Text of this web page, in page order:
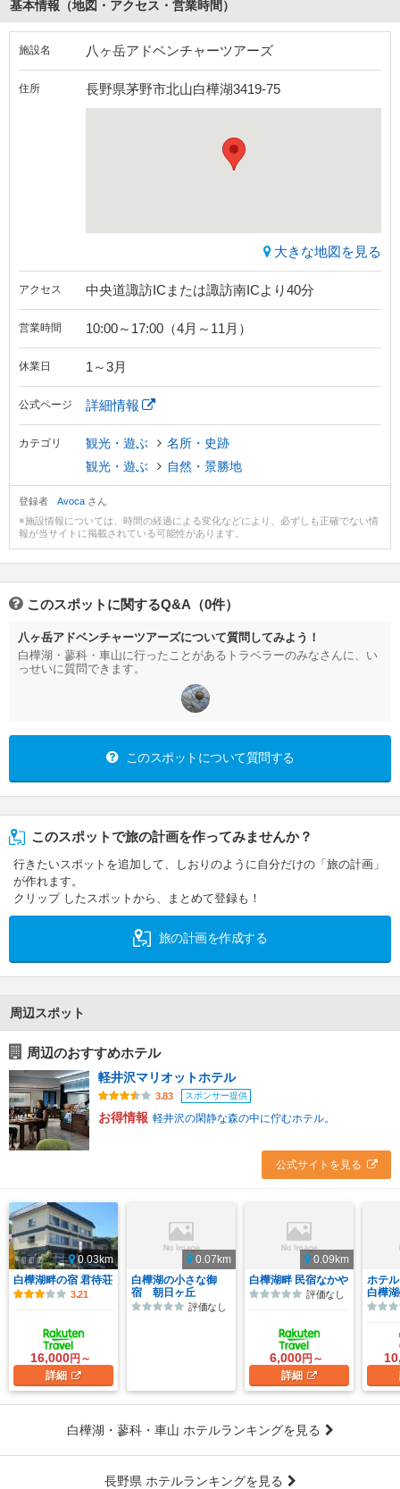
基本情報（地図・アクセス・営業時間）
施設名 八ヶ岳アドベンチャーツアーズ
住所 長野県茅野市北山白樺湖3419-75
大きな地図を見る
アクセス 中央道諏訪ICまたは諏訪南ICより40分
営業時間 10:00～17:00（4月～11月）
休業日 1～3月
公式ページ 詳細情報
カテゴリ 観光・遊ぶ
名所・史跡
観光・遊ぶ
自然・景勝地
登録者 Avoca さん
※施設情報については、時間の経過による変化などにより、必ずしも正確でない情
報が当サイトに掲載されている可能性があります。
このスポットに関するQ&A（0件）
八ヶ岳アドベンチャーツアーズについて質問してみよう！
白樺湖・蓼科・車山に行ったことがあるトラベラーのみなさんに、い
っせいに質問できます。
このスポットについて質問する
このスポットで旅の計画を作ってみませんか？
行きたいスポットを追加して、しおりのように自分だけの「旅の計画」
が作れます。
クリップ したスポットから、まとめて登録も！
旅の計画を作成する
周辺スポット
周辺のおすすめホテル
軽井沢マリオットホテル
3.83 スポンサー提供
お得情報 軽井沢の閑静な森の中に佇むホテル。
公式サイトを見る
0.03km
白樺湖畔の宿 君待荘
3.21
16,000円～
詳細
0.07km
白樺湖の小さな御
宿 朝日ヶ丘
評価なし
0.09km
白樺湖畔 民宿なかや
評価なし
6,000円～
詳細
ホテ
白樺
白樺湖・蓼科・車山 ホテルランキングを見る
長野県 ホテルランキングを見る